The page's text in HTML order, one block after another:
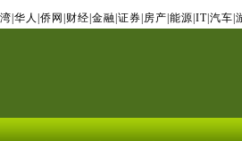
华人 侨网 财经 金融 证券 房产 能源 IT| 汽车